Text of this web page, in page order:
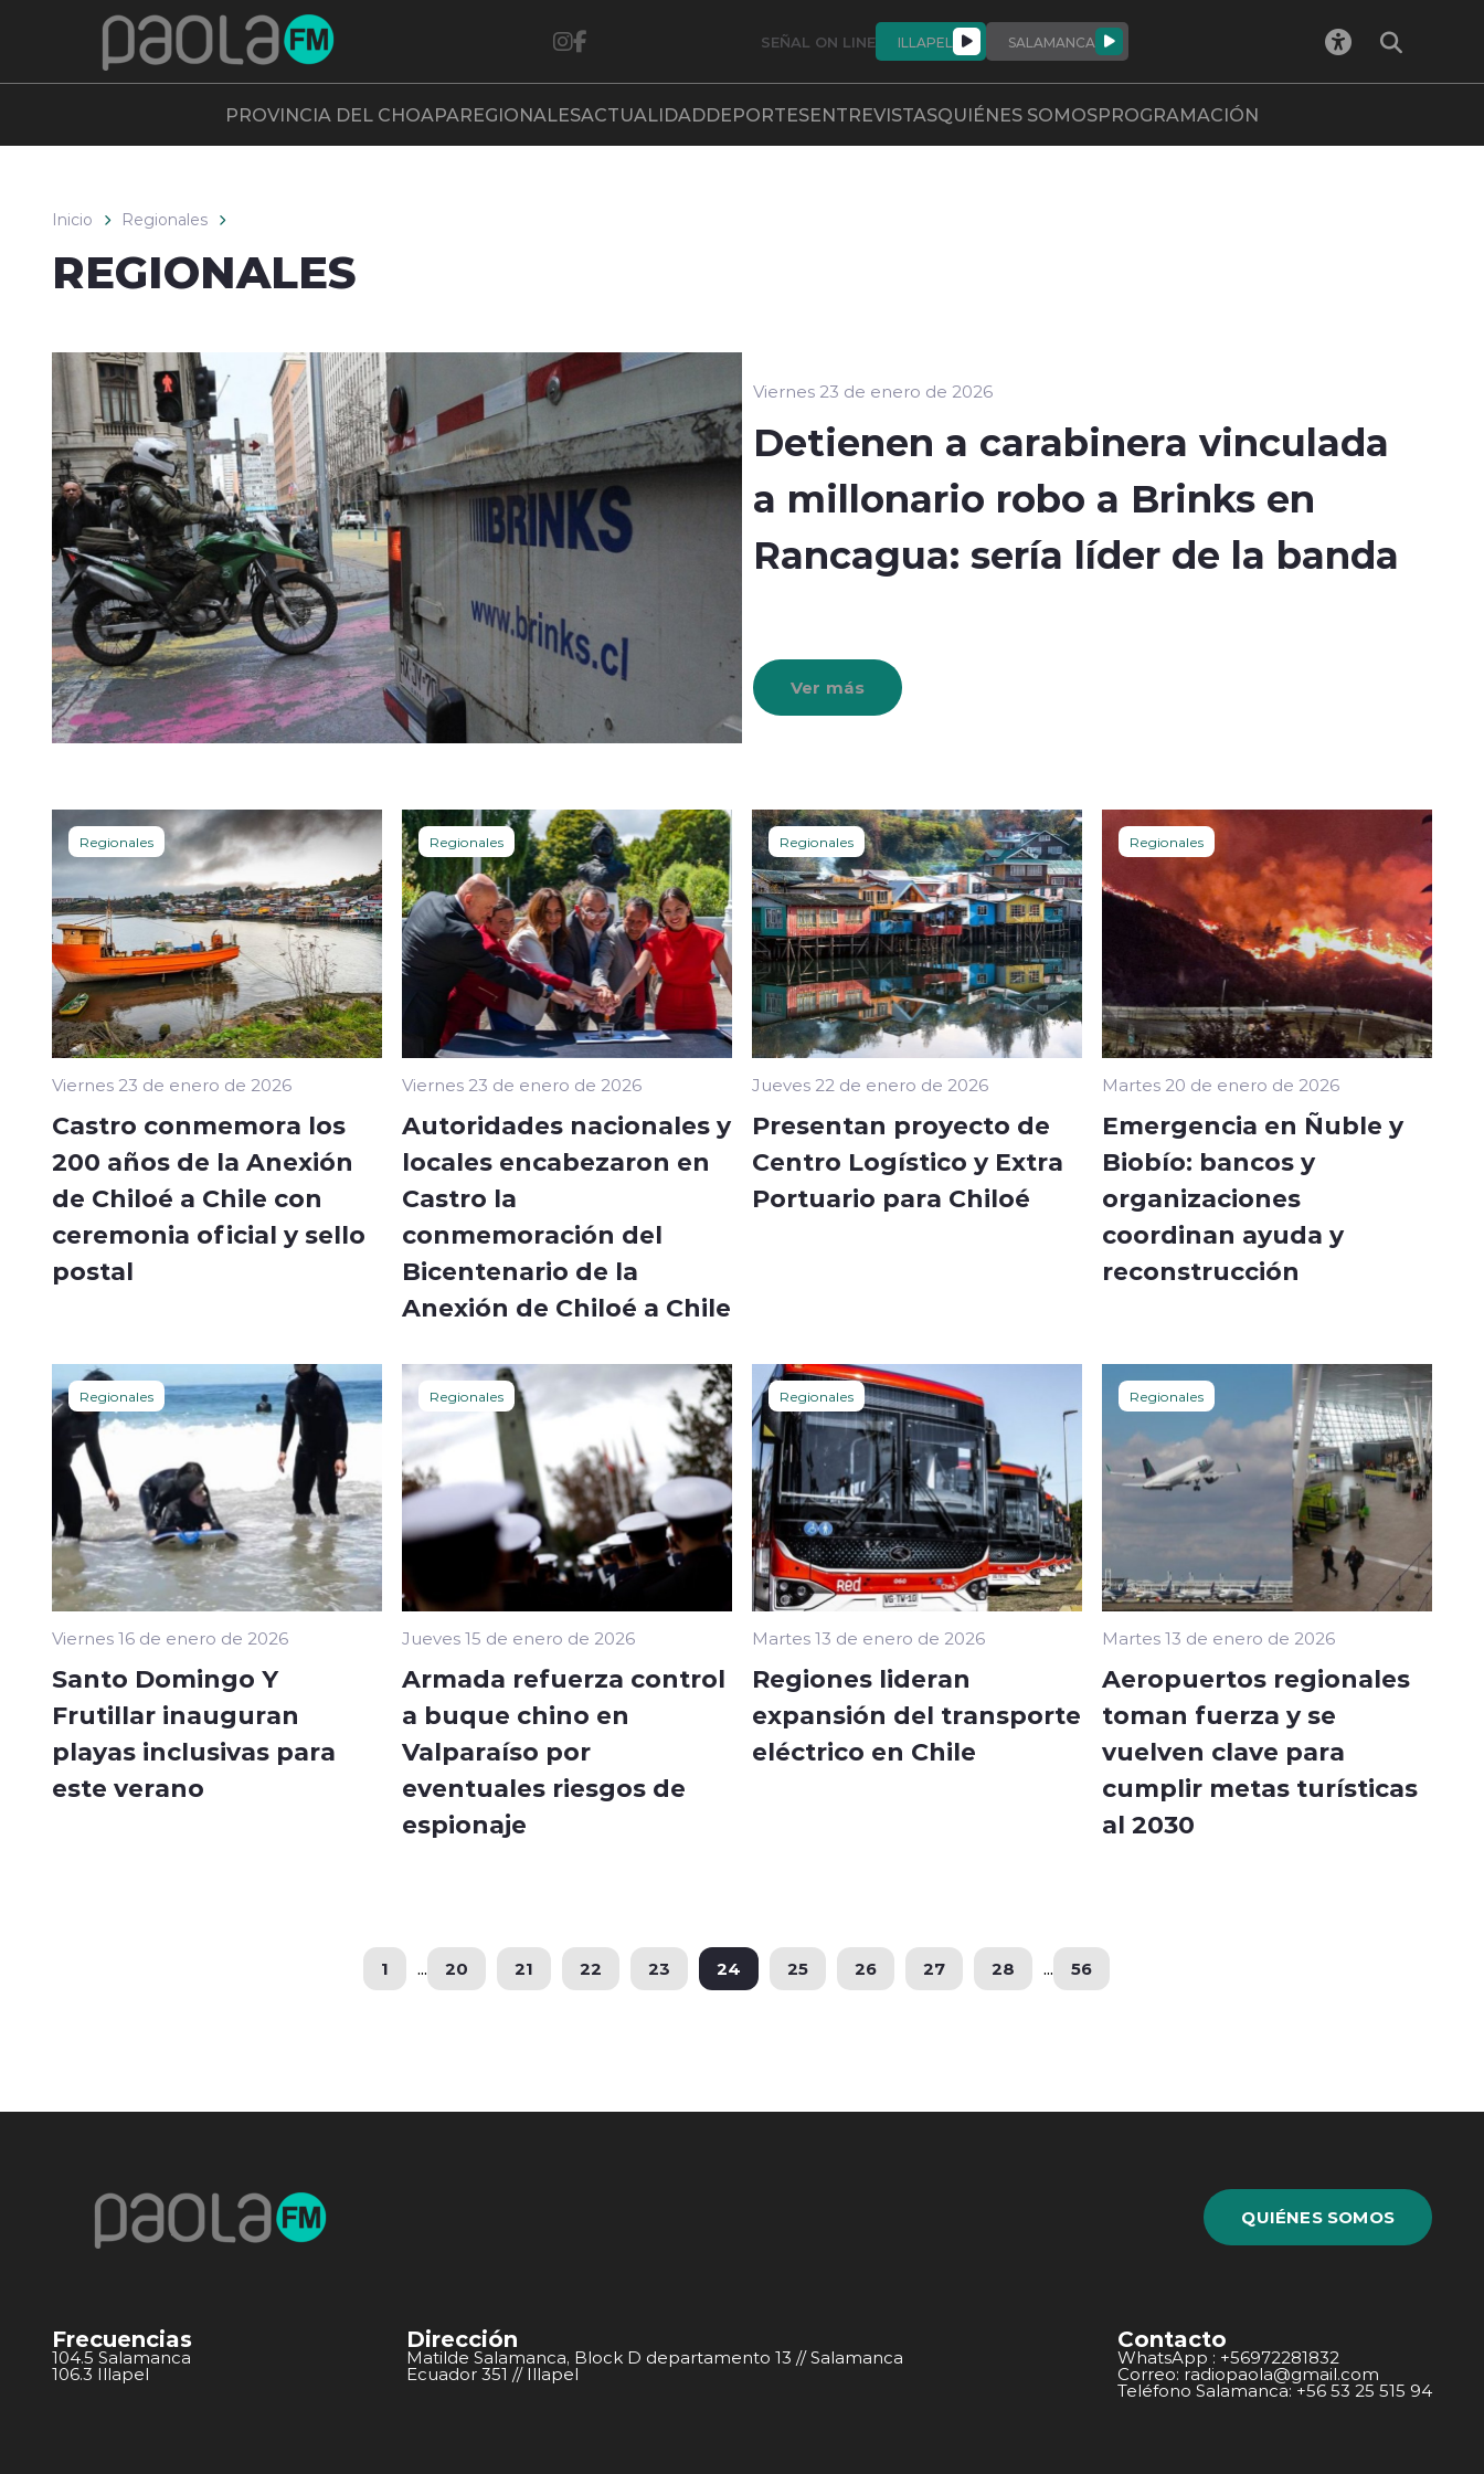
SEÑAL ON LINE ILLAPEL SALAMANCA
PROVINCIA DEL CHOAPAREGIONALESACTUALIDADDEPORTESENTREVISTASQUIÉNES SOMOSPROGRAMACIÓN
Inicio Regionales
REGIONALES
Viernes 23 de enero de 2026
Detienen a carabinera vinculada
a millonario robo a Brinks en
Rancagua: sería líder de la banda
Ver más
Regionales
Viernes 23 de enero de 2026
Castro conmemora los
200 años de la Anexión
de Chiloé a Chile con
ceremonia oficial y sello
postal
Regionales
Viernes 23 de enero de 2026
Autoridades nacionales y
locales encabezaron en
Castro la
conmemoración del
Bicentenario de la
Anexión de Chiloé a Chile
Regionales
Jueves 22 de enero de 2026
Presentan proyecto de
Centro Logístico y Extra
Portuario para Chiloé
Regionales
Martes 20 de enero de 2026
Emergencia en Ñuble y
Biobío: bancos y
organizaciones
coordinan ayuda y
reconstrucción
Regionales
Viernes 16 de enero de 2026
Santo Domingo Y
Frutillar inauguran
playas inclusivas para
este verano
Regionales
Jueves 15 de enero de 2026
Armada refuerza control
a buque chino en
Valparaíso por
eventuales riesgos de
espionaje
Regionales
Martes 13 de enero de 2026
Regiones lideran
expansión del transporte
eléctrico en Chile
Regionales
Martes 13 de enero de 2026
Aeropuertos regionales
toman fuerza y se
vuelven clave para
cumplir metas turísticas
al 2030
1 ... 20 21 22 23 24 25 26 27 28 ... 56
QUIÉNES SOMOS
Frecuencias
104.5 Salamanca
106.3 Illapel
Dirección
Matilde Salamanca, Block D departamento 13 // Salamanca
Ecuador 351 // Illapel
Contacto
WhatsApp : +56972281832
Correo: radiopaola@gmail.com
Teléfono Salamanca: +56 53 25 515 94